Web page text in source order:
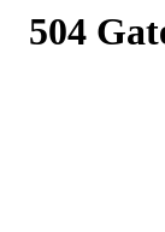
504